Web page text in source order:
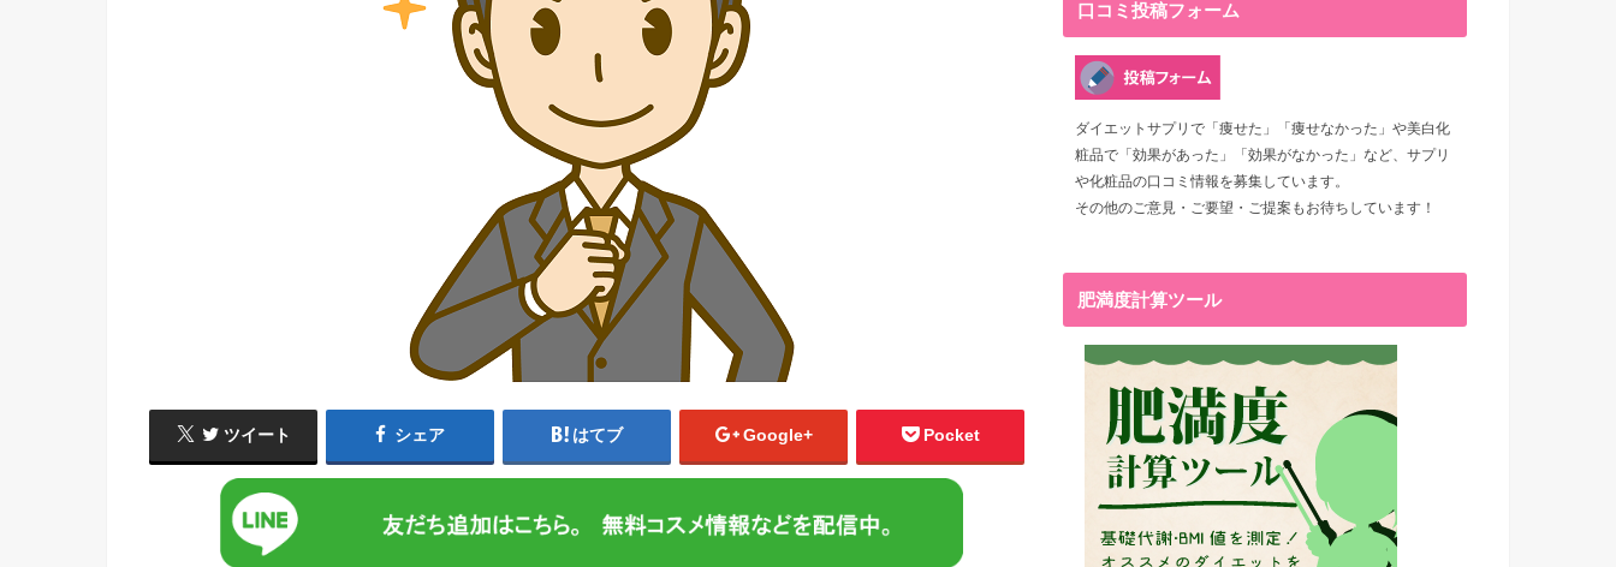
ツイート シェア はてブ Google+ Pocket
口コミ投稿フォーム
ダイエットサプリで「痩せた」「痩せなかった」や美白化
粧品で「効果があった」「効果がなかった」など、サプリ
や化粧品の口コミ情報を募集しています。
その他のご意見・ご要望・ご提案もお待ちしています！
肥満度計算ツール